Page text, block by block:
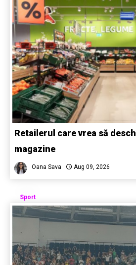
Retailerul care vrea să
magazine
Oana Sava Aug 09, 2026
Sport